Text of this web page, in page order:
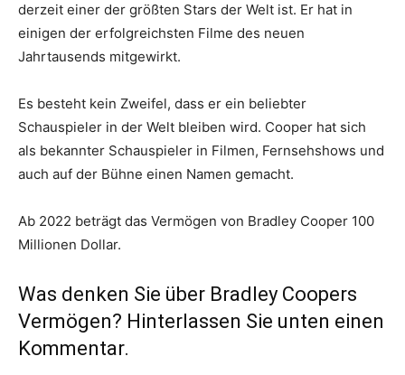
derzeit einer der größten Stars der Welt ist. Er hat in
einigen der erfolgreichsten Filme des neuen
Jahrtausends mitgewirkt.
Es besteht kein Zweifel, dass er ein beliebter
Schauspieler in der Welt bleiben wird. Cooper hat sich
als bekannter Schauspieler in Filmen, Fernsehshows und
auch auf der Bühne einen Namen gemacht.
Ab 2022 beträgt das Vermögen von Bradley Cooper 100
Millionen Dollar.
Was denken Sie über Bradley Coopers
Vermögen? Hinterlassen Sie unten einen
Kommentar.